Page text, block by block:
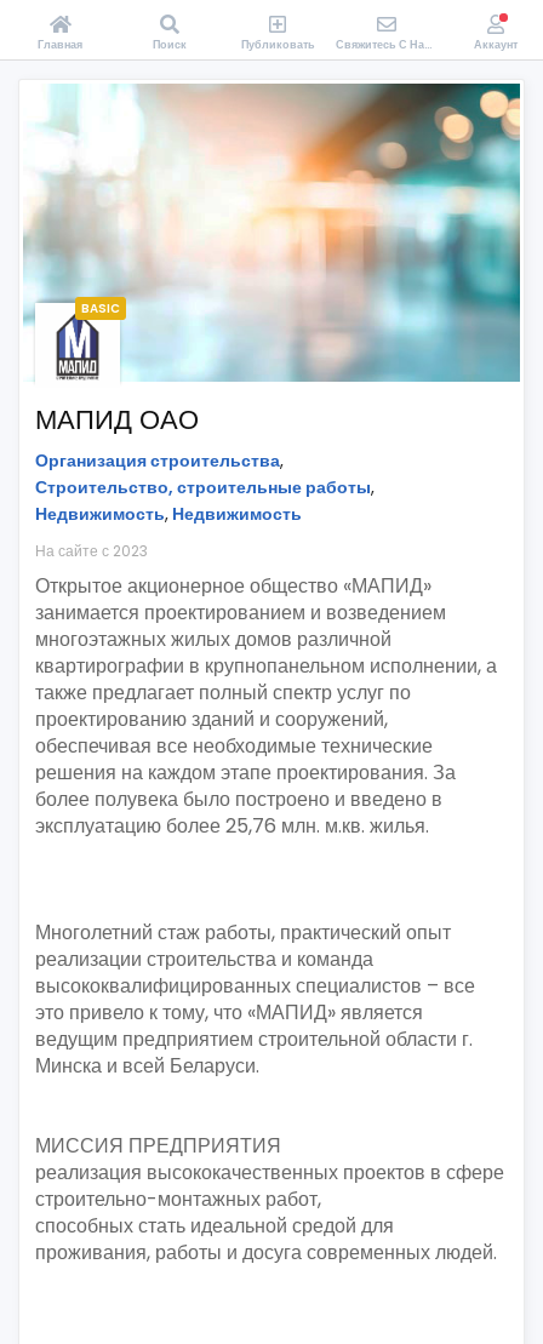
BASIC
МАПИД ОАО
Организация строительства,
Строительство, строительные работы,
Недвижимость, Недвижимость
На сайте с 2023
Открытое акционерное общество «МАПИД»
занимается проектированием и возведением
многоэтажных жилых домов различной
квартирографии в крупнопанельном исполнении, а
также предлагает полный спектр услуг по
проектированию зданий и сооружений,
обеспечивая все необходимые технические
решения на каждом этапе проектирования. За
более полувека было построено и введено в
эксплуатацию более 25,76 млн. м.кв. жилья.
Многолетний стаж работы, практический опыт
реализации строительства и команда
высококвалифицированных специалистов – все
это привело к тому, что «МАПИД» является
ведущим предприятием строительной области г.
Минска и всей Беларуси.
МИССИЯ ПРЕДПРИЯТИЯ
реализация высококачественных проектов в сфере
строительно-монтажных работ,
способных стать идеальной средой для
проживания, работы и досуга современных людей.
Главная Поиск Публиковать Свяжитесь С Нами Аккаунт